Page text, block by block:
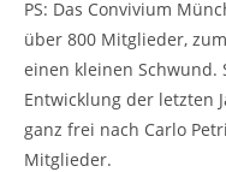
PS: Das Convivium
über 800 Mitglieder,
einen kleinen Schwund.
Entwicklung der letzten
ganz frei nach Carlo
Mitglieder.